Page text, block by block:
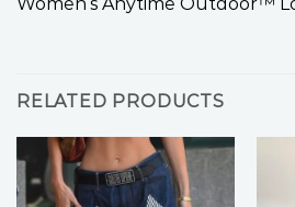
RELATED PRODUCTS